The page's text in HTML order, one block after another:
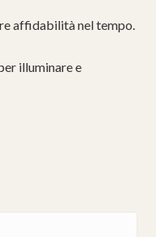
affidabilità nel tempo.
illuminare e